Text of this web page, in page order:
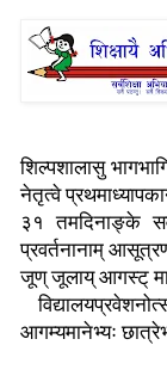
शिल्पशालासु
नेतृत्वे
३१ तमदिनाङ्के
प्रवर्तनानाम्
जूण् जूलाय् आगस्ट्
आगम्यमानेभ्यः